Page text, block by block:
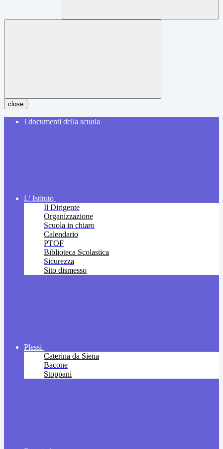
close
I documenti della scuola
L' Istituto
Il Dirigente
Organizzazione
Scuola in chiaro
Calendario
PTOF
Biblioteca Scolastica
Sicurezza
Sito dismesso
Plessi
Caterina da Siena
Bacone
Stoppani